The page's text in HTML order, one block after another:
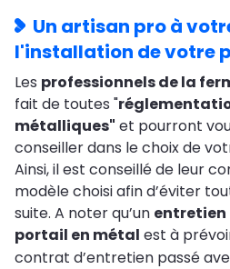
Un artisan pro à
l'installation de votre
Les professionnels de la
fait de toutes "
métalliques" et pourront
conseiller dans le choix de
Ainsi, il est conseillé de leur
modèle choisi afin d’éviter
suite. A noter qu’un entretien
portail en métal est à
contrat d’entretien passé